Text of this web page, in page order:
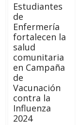
Estudiantes
de
Enfermería
fortalecen la
salud
comunitaria
en Campaña
de
Vacunación
contra la
Influenza
2024